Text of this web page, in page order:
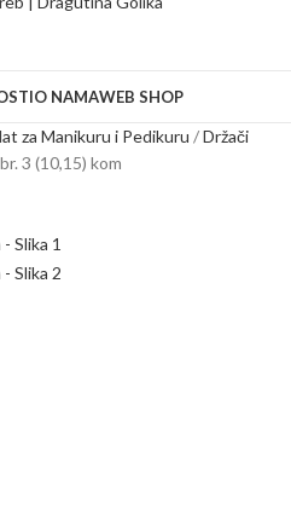
O NAMAWEB SHOP
za Manikuru i Pedikuru
Držači
3 (10,15) kom